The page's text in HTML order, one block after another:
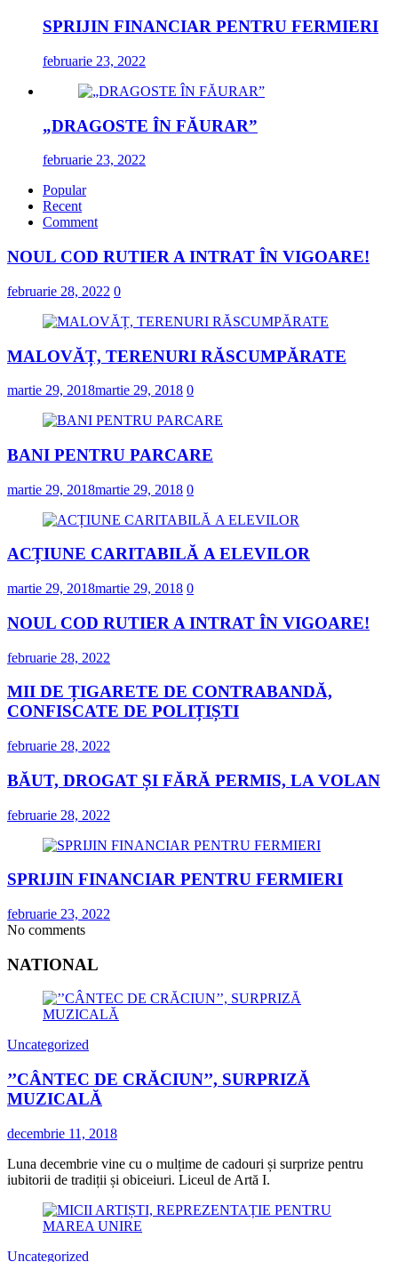
SPRIJIN FINANCIAR PENTRU FERMIERI
februarie 23, 2022
„DRAGOSTE ÎN FĂURAR”
februarie 23, 2022
Popular
Recent
Comment
NOUL COD RUTIER A INTRAT ÎN VIGOARE!
februarie 28, 2022 0
MALOVĂȚ, TERENURI RĂSCUMPĂRATE
martie 29, 2018martie 29, 2018 0
BANI PENTRU PARCARE
martie 29, 2018martie 29, 2018 0
ACȚIUNE CARITABILĂ A ELEVILOR
martie 29, 2018martie 29, 2018 0
NOUL COD RUTIER A INTRAT ÎN VIGOARE!
februarie 28, 2022
MII DE ȚIGARETE DE CONTRABANDĂ,
CONFISCATE DE POLIȚIȘTI
februarie 28, 2022
BĂUT, DROGAT ȘI FĂRĂ PERMIS, LA VOLAN
februarie 28, 2022
SPRIJIN FINANCIAR PENTRU FERMIERI
februarie 23, 2022
No comments
NATIONAL
Uncategorized
’’CÂNTEC DE CRĂCIUN’’, SURPRIZĂ
MUZICALĂ
decembrie 11, 2018
Luna decembrie vine cu o mulțime de cadouri și surprize pentru
iubitorii de tradiții și obiceiuri. Liceul de Artă I.
Uncategorized